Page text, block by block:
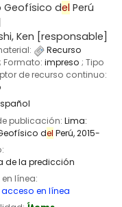
Geofísico del Perú
Ken [responsable]
Recurso
; Formato: impreso ; Tipo
de recurso continuo:
publicación: Lima:
del Perú,2015-
de la predicción
línea:
en línea